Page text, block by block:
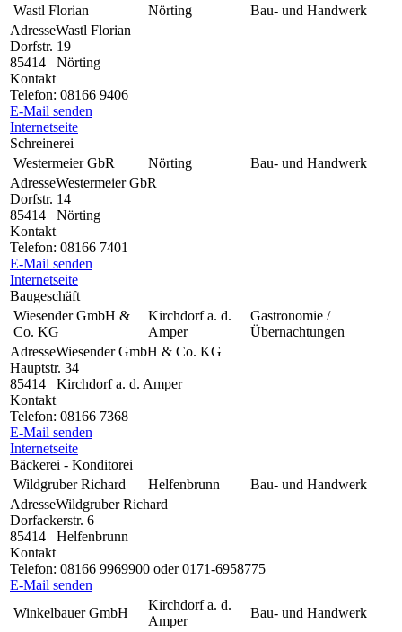
Wastl Florian
Nörting
Bau- und Handwerk
AdresseWastl Florian
Dorfstr. 19
85414
Nörting
Kontakt
Telefon: 08166 9406
E-Mail senden
Internetseite
Schreinerei
Westermeier GbR
Nörting
Bau- und Handwerk
AdresseWestermeier GbR
Dorfstr. 14
85414
Nörting
Kontakt
Telefon: 08166 7401
E-Mail senden
Internetseite
Baugeschäft
Wiesender GmbH &
Co. KG
Kirchdorf a. d.
Amper
Gastronomie /
Übernachtungen
AdresseWiesender GmbH & Co. KG
Hauptstr. 34
85414
Kirchdorf a. d. Amper
Kontakt
Telefon: 08166 7368
E-Mail senden
Internetseite
Bäckerei - Konditorei
Wildgruber Richard
Helfenbrunn
Bau- und Handwerk
AdresseWildgruber Richard
Dorfackerstr. 6
85414
Helfenbrunn
Kontakt
Telefon: 08166 9969900 oder 0171-6958775
E-Mail senden
Winkelbauer GmbH
Kirchdorf a. d.
Amper
Bau- und Handwerk